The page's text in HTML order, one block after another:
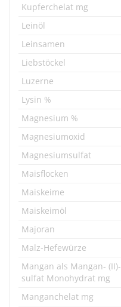
Kupferchelat mg
Leinöl
Leinsamen
Liebstöckel
Luzerne
Lysin %
Magnesium %
Magnesiumoxid
Magnesiumsulfat
Maisflocken
Maiskeime
Maiskeimöl
Majoran
Malz-Hefewürze
Mangan als Mangan- (II)-
sulfat Monohydrat mg
Manganchelat mg